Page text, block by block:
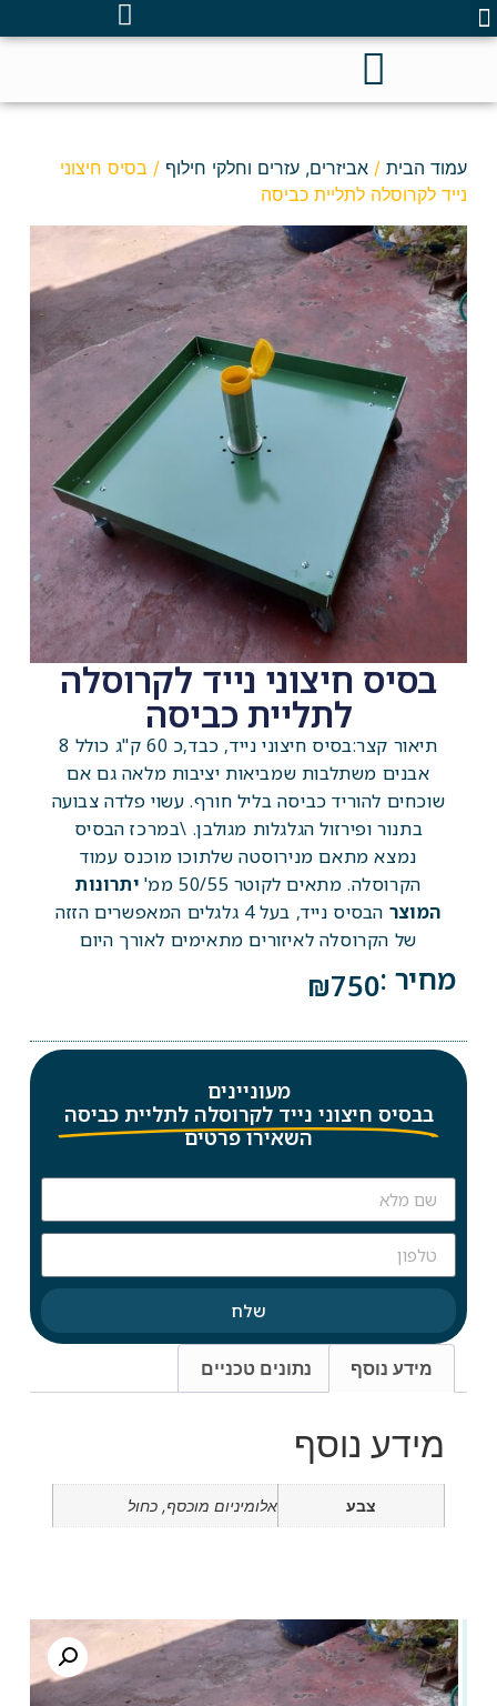
עמוד הבית/ אביזרים, עזרים וחלקי חילוף/ בסיס חיצוני
נייד לקרוסלה לתליית כביסה
בסיס חיצוני נייד לקרוסלה
לתליית כביסה
תיאור קצר:בסיס חיצוני נייד, כבד,כ 60 ק"ג כולל 8
אבנים משתלבות שמביאות יציבות מלאה גם אם
שוכחים להוריד כביסה בליל חורף. עשוי פלדה צבועה
בתנור ופירזול הגלגלות מגולבן. \במרכז הבסיס
נמצא מתאם מנירוסטה שלתוכו מוכנס עמוד
הקרוסלה. מתאים לקוטר 50/55 ממ'
יתרונות
המוצר
הבסיס נייד, בעל 4 גלגלים המאפשרים הזזה
של הקרוסלה לאיזורים מתאימים לאורך היום
מחיר : ₪750
מעוניינים
בבסיס חיצוני נייד לקרוסלה לתליית כביסה
השאירו פרטים
שלח
מידע נוסף נתונים טכניים
מידע נוסף
צבע אלומיניום מוכסף, כחול